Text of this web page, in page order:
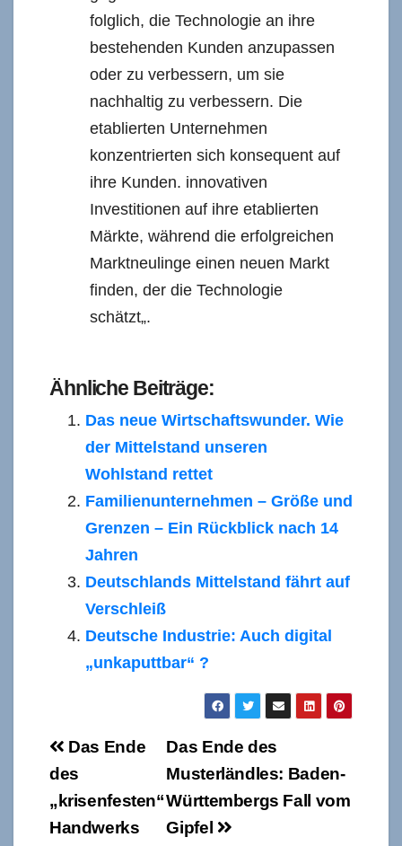
folglich, die Technologie an ihre
bestehenden Kunden anzupassen
oder zu verbessern, um sie
nachhaltig zu verbessern. Die
etablierten Unternehmen
konzentrierten sich konsequent auf
ihre Kunden. innovativen
Investitionen auf ihre etablierten
Märkte, während die erfolgreichen
Marktneulinge einen neuen Markt
finden, der die Technologie
schätzt„.
Ähnliche Beiträge:
Das neue Wirtschaftswunder. Wie
der Mittelstand unseren
Wohlstand rettet
Familienunternehmen – Größe und
Grenzen – Ein Rückblick nach 14
Jahren
Deutschlands Mittelstand fährt auf
Verschleiß
Deutsche Industrie: Auch digital
„unkaputtbar“ ?
Beitragsnavigation
Das Ende des
Musterländles: Baden-
Württembergs Fall vom
Gipfel
Das Ende
des
„krisenfesten“
Handwerks